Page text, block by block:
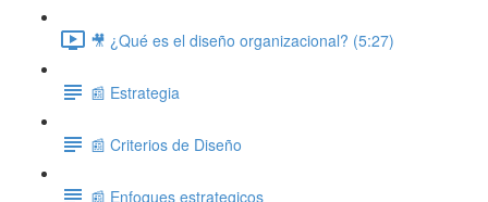
🎥 ¿Qué es el diseño organizacional? (5:27)
📰 Estrategia
📰 Criterios de Diseño
📰 Enfoques estrategicos